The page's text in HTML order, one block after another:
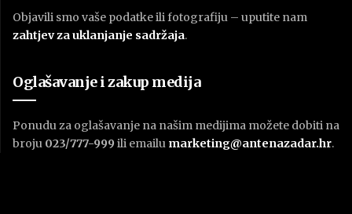
Objavili smo vaše podatke ili fotografiju – uputite nam
zahtjev za uklanjanje sadržaja.
Oglašavanje i zakup medija
Ponudu za oglašavanje na našim medijima možete dobiti na
broju 023/777-999 ili emailu marketing@antenazadar.hr.